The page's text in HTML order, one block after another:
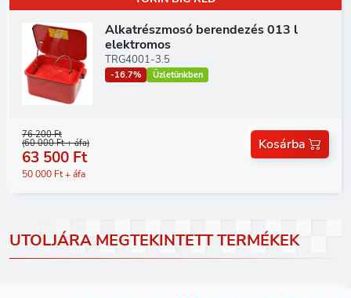
Alkatrészmosó berendezés 013 l
elektromos
TRG4001-3.5
-16.7% Üzletünkben
76 200 Ft
(60 000 Ft + áfa)
63 500 Ft
50 000 Ft + áfa
Kosárba
UTOLJÁRA MEGTEKINTETT TERMÉKEK